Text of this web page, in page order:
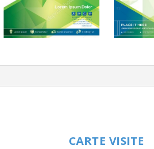
CARTE VISITE